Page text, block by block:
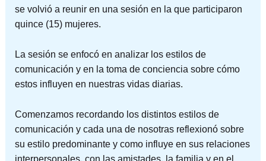
se volvió a reunir en una sesión en la que participaron
quince (15) mujeres.
La sesión se enfocó en analizar los estilos de
comunicación y en la toma de conciencia sobre cómo
estos influyen en nuestras vidas diarias.
Comenzamos recordando los distintos estilos de
comunicación y cada una de nosotras reflexionó sobre
su estilo predominante y como influye en sus relaciones
interpersonales, con las amistades, la familia y en el